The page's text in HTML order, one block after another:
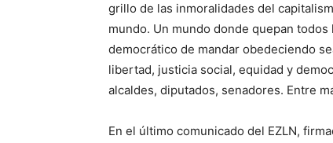
grillo de las inmoralidades del
mundo. Un mundo donde quepan
democrático de mandar obedeciendo
libertad, justicia social, equidad y
alcaldes, diputados, senadores. Entre
En el último comunicado del EZLN,